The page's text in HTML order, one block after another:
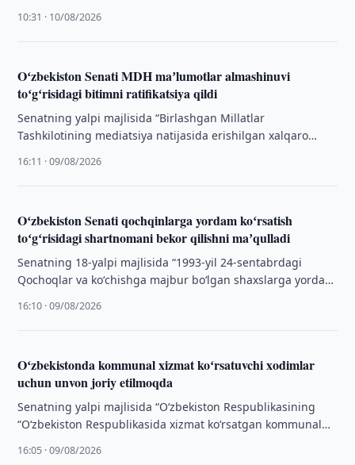
10:31 · 10/08/2026
Oʻzbekiston Senati MDH maʼlumotlar almashinuvi
toʻgʻrisidagi bitimni ratifikatsiya qildi
Senatning yalpi majlisida “Birlashgan Millatlar
Tashkilotining mediatsiya natijasida erishilgan xalqaro
2018-yil 20-dekabr) Oʻzbekiston Respublikasining qoʻshilishi
16:11 · 09/08/2026
Oʻzbekiston Senati qochqinlarga yordam koʻrsatish
toʻgʻrisidagi shartnomani bekor qilishni maʼqulladi
Senatning 18-yalpi majlisida “1993-yil 24-sentabrdagi
Qochoqlar va koʻchishga majbur boʻlgan shaxslarga yordam
haqidagi Bayonnomani …
16:10 · 09/08/2026
Oʻzbekistonda kommunal xizmat koʻrsatuvchi xodimlar
uchun unvon joriy etilmoqda
Senatning yalpi majlisida “Oʻzbekiston Respublikasining
“Oʻzbekiston Respublikasida xizmat koʻrsatgan kommunal
Qonun muhokama qilindi.
16:05 · 09/08/2026